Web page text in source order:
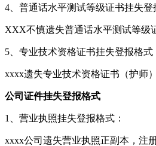
4、普通话水平测试等级证书挂失登
XXX不慎遗失普通话水平测试等级
5、专业技术资格证书挂失登报格式
xxxx遗失专业技术资格证书（护师
公司证件挂失登报格式
1、营业执照挂失登报格式：
xxxx公司遗失营业执照正副本，注